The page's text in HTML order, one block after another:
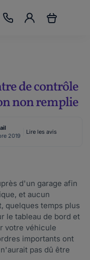
de contrôle
non remplie
2019
Lire les avis
d'un garage afin
et aucun
quelques temps plus
le tableau de bord et
votre véhicule
importants ont
pas dû être